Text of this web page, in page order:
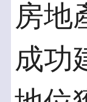
房地
成功